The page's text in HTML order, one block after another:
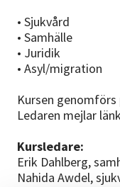
• Sjukvård
• Samhälle
• Juridik
• Asyl/migration
Kursen
Ledaren mejlar
Kursledare:
Erik Dahlberg,
Nahida Awdel,